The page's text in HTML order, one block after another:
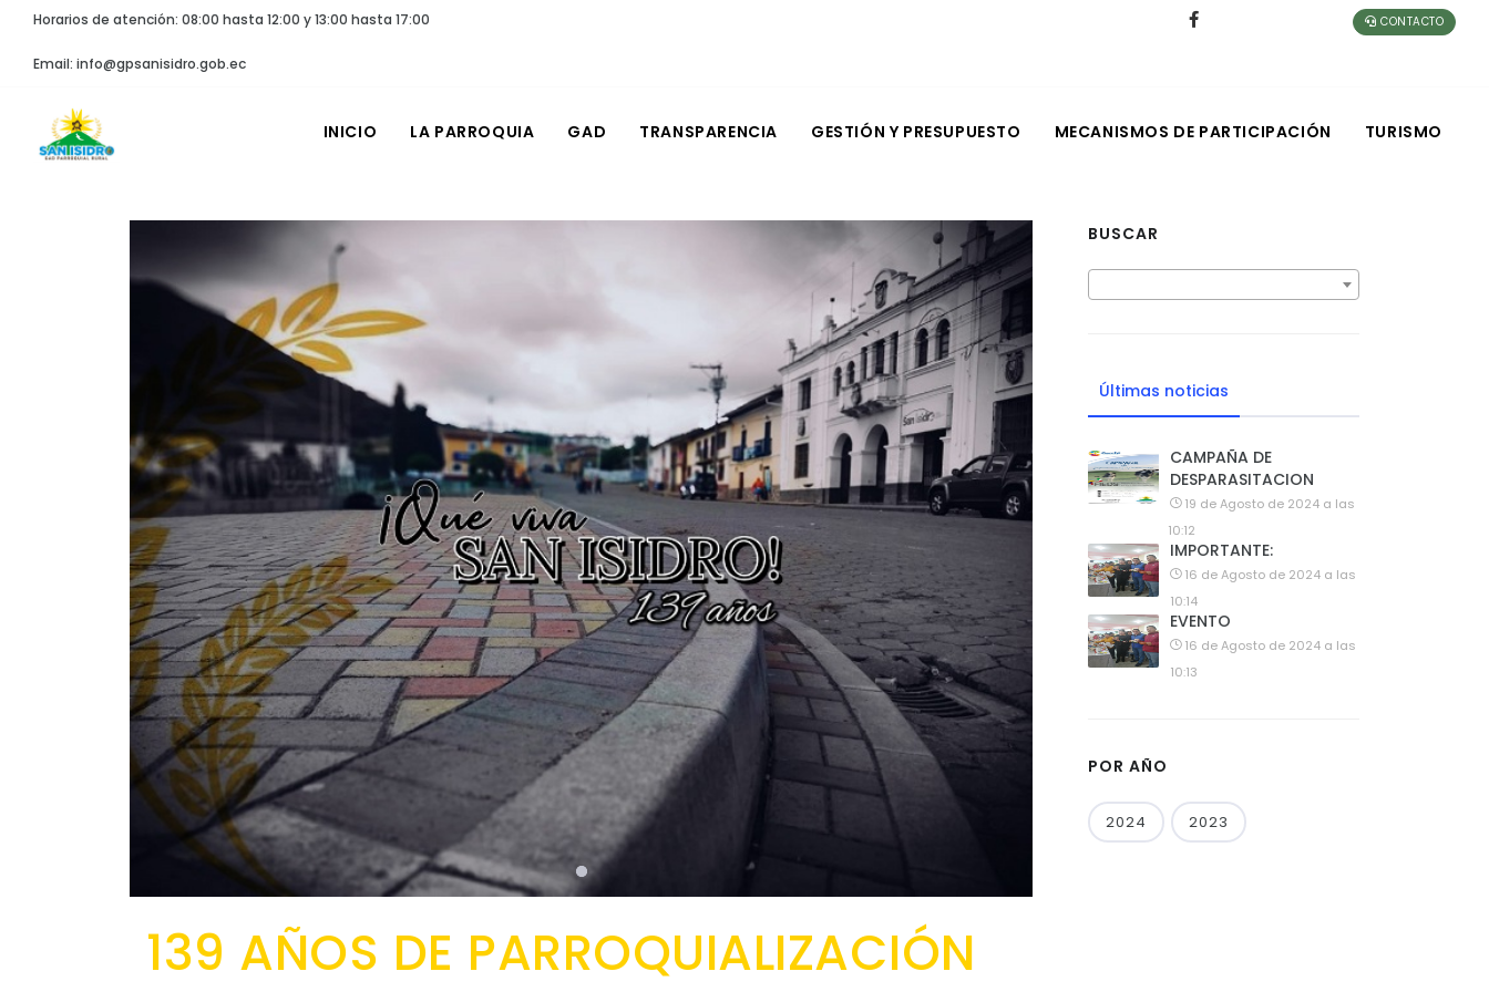
Horarios de atención: 08:00 hasta 12:00 y 13:00 hasta 17:00
Email: info@gpsanisidro.gob.ec
CONTACTO
INICIO LA PARROQUIA GAD TRANSPARENCIA GESTIÓN Y PRESUPUESTO MECANISMOS DE PARTICIPACIÓN TURISMO
139 AÑOS DE PARROQUIALIZACIÓN
BUSCAR
Últimas noticias
CAMPAÑA DE
DESPARASITACION
19 de Agosto de 2024 a las
10:12
IMPORTANTE:
16 de Agosto de 2024 a las
10:14
EVENTO
16 de Agosto de 2024 a las
10:13
POR AÑO
2024 2023